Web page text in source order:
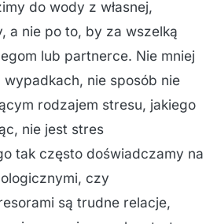
do wody z własnej,
a nie po to, by za wszelką
lub partnerce. Nie mniej
nie sposób nie
rodzajem stresu, jakiego
nie jest stres
tak często doświadczamy na
czy
są trudne relacje,